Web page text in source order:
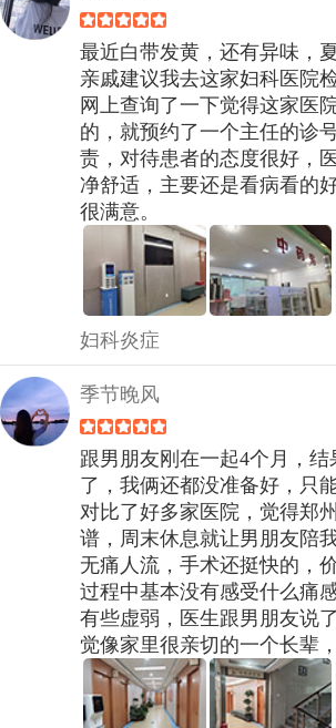
最近白带发黄，还有异味，
亲戚建议我去这家妇科医院
网上查询了一下觉得这家医
的，就预约了一个主任的诊
责，对待患者的态度很好，
净舒适，主要还是看病看的
很满意。
妇科炎症
季节晚风
跟男朋友刚在一起4个月，
了，我俩还都没准备好，只
对比了好多家医院，觉得郑
谱，周末休息就让男朋友陪
无痛人流，手术还挺快的，
过程中基本没有感受什么痛
有些虚弱，医生跟男朋友说
觉像家里很亲切的一个长辈